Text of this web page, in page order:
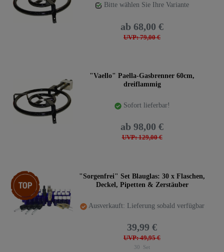
Bitte wählen Sie Ihre Variante
UVP: 79,00 €
ab 68,00 €
"Vaello" Paella-Gasbrenner 60cm,
dreiflammig
Sofort lieferbar!
UVP: 129,00 €
ab 98,00 €
Top-Artikel
"Sorgenfrei" Set Blauglas: 30 x Flaschen,
Deckel, Pipetten & Zerstäuber
Ausverkauft: Lieferung sobald verfügbar
UVP: 49,95 €
39,99 €
30 Set